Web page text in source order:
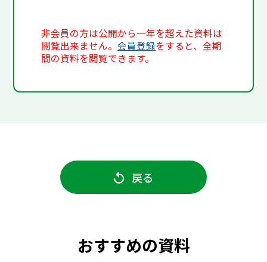
非会員の方は公開から一年を超えた資料は
閲覧出来ません。会員登録をすると、全期
間の資料を閲覧できます。
戻る
おすすめの資料